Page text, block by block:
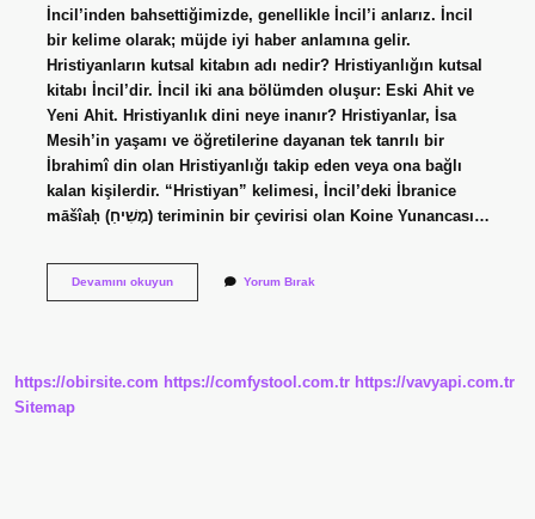
İncil’inden bahsettiğimizde, genellikle İncil’i anlarız. İncil
bir kelime olarak; müjde iyi haber anlamına gelir.
Hristiyanların kutsal kitabın adı nedir? Hristiyanlığın kutsal
kitabı İncil’dir. İncil iki ana bölümden oluşur: Eski Ahit ve
Yeni Ahit. Hristiyanlık dini neye inanır? Hristiyanlar, İsa
Mesih’in yaşamı ve öğretilerine dayanan tek tanrılı bir
İbrahimî din olan Hristiyanlığı takip eden veya ona bağlı
kalan kişilerdir. “Hristiyan” kelimesi, İncil’deki İbranice
māšîaḥ (מָשִׁיחַ) teriminin bir çevirisi olan Koine Yunancası…
Devamını okuyunHristiyanlar Yorum Bırak
https://obirsite.com https://comfystool.com.tr https://vavyapi.com.tr
Sitemap